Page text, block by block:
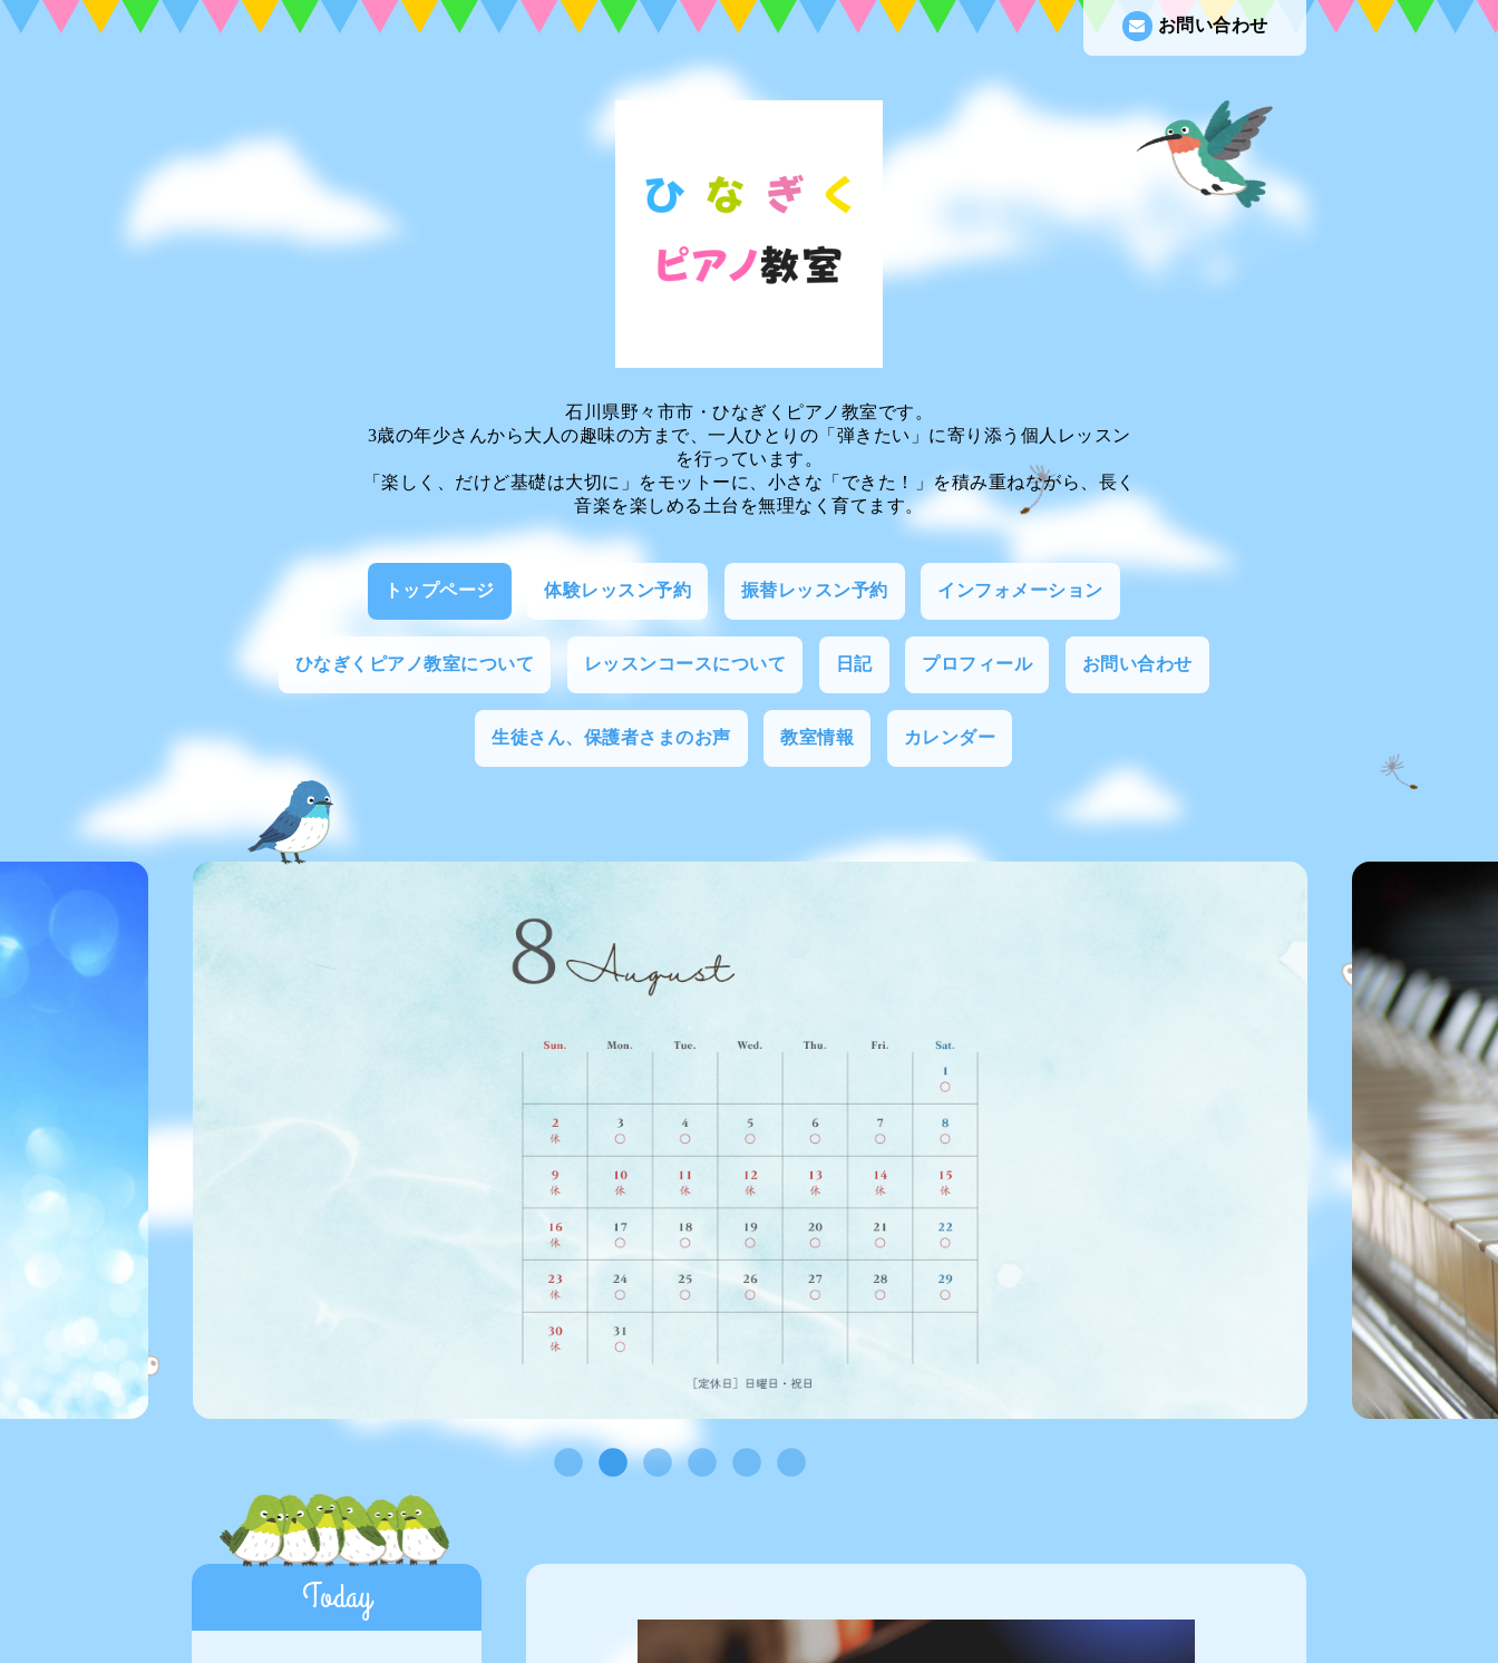
お問い合わせ
石川県野々市市・ひなぎくピアノ教室です。
3歳の年少さんから大人の趣味の方まで、一人ひとりの「弾きたい」に寄り添う個人レッスン
を行っています。
「楽しく、だけど基礎は大切に」をモットーに、小さな「できた！」を積み重ねながら、長く
音楽を楽しめる土台を無理なく育てます。
トップページ 体験レッスン予約 振替レッスン予約 インフォメーション
ひなぎくピアノ教室について レッスンコースについて 日記 プロフィール お問い合わせ
生徒さん、保護者さまのお声 教室情報 カレンダー
Today